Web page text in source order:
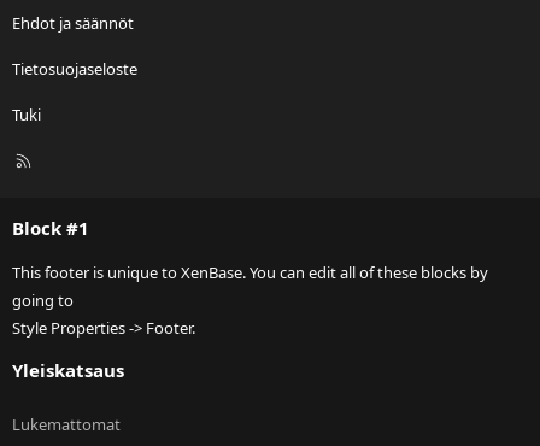
Ehdot ja säännöt
Tietosuojaseloste
Tuki
R
Block #1
This footer is unique to XenBase. You can edit all of these blocks by
going to
Style Properties -> Footer.
Yleiskatsaus
Lukemattomat